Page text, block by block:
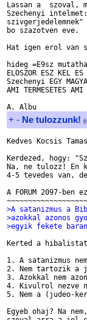
Lassan a  szoval,
Szechenyi
bo szazotven eve.
Hat igen erol van
hideg =E9sz
ELOSZOR ESZ KEL
Szechenyi EGY
AMI TERMESETES
+ - Ne tulozzunk! (
Kedves Kocsis
Kerdezed, hogy:
Na, ne tulozz! En
4-5 tevedes van,
A FORUM 2097-
>A satanizmus a
>azokkal azonos
>egyik fekete
Kerted a
1. A satanizmus
2. Nem tartozik a
3. Azokkal nem
4. Kivulrol nezve
5. Nem a (judeo-
Egyeb ohaj? Na